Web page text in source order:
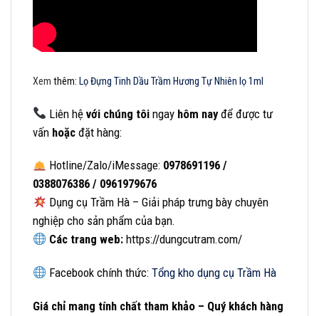
Xem thêm: Lọ Đựng Tinh Dầu Trầm Hương Tự Nhiên lọ 1ml
Liên hệvới chúng tôi ngay hôm nayđể được tư
vấn hoặc đặt hàng:
Hotline/Zalo/iMessage: 0978691196 /
0388076386 / 0961979676
Dụng cụ Trầm Hà – Giải pháp trưng bày chuyên
nghiệp cho sản phẩm của bạn.
Các trang web: https://dungcutram.com/
Facebook chính thức:Tổng kho dụng cụ Trầm Hà
Giá chỉ mang tính chất tham khảo – Quý khách hàng